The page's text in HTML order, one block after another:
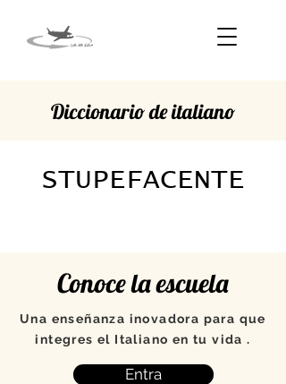
Diccionario de italiano
STUPEFACENTE
Conoce la escuela
Una enseñanza inovadora para que
integres el Italiano en tu vida .
Entra